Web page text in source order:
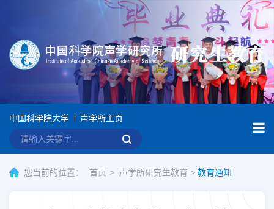
中国科学院大学 声学所主页
您当前的位置： 首页 声学所研究生教育 > 教育通知